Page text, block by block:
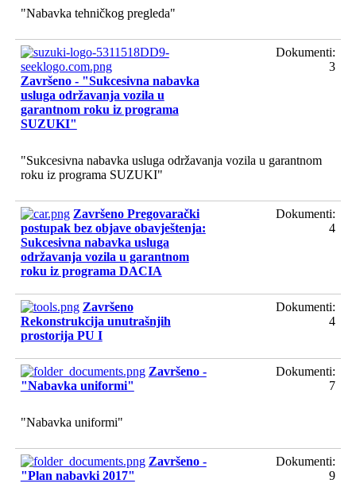
"Nabavka tehničkog pregleda"
Završeno - "Sukcesivna nabavka
usluga održavanja vozila u
garantnom roku iz programa
SUZUKI"
Dokumenti:
3
"Sukcesivna nabavka usluga održavanja vozila u garantnom
roku iz programa SUZUKI"
Završeno Pregovarački
postupak bez objave obavještenja:
Sukcesivna nabavka usluga
održavanja vozila u garantnom
roku iz programa DACIA
Dokumenti:
4
Završeno
Rekonstrukcija unutrašnjih
prostorija PU I
Dokumenti:
4
Završeno -
"Nabavka uniformi"
Dokumenti:
7
"Nabavka uniformi"
Završeno -
"Plan nabavki 2017"
Dokumenti:
9